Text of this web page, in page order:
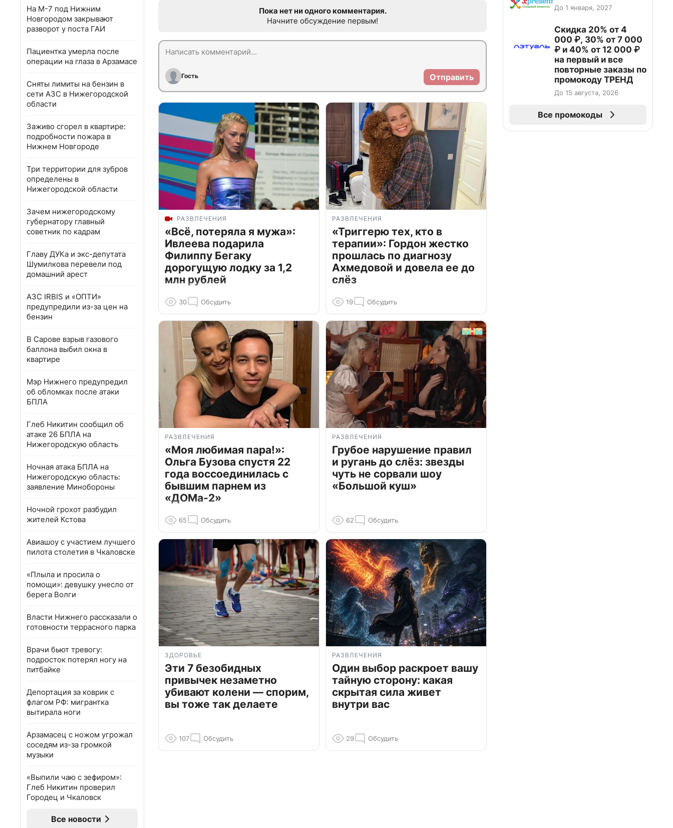
На М-7 под Нижним
Новгородом закрывают
разворот у поста ГАИ
Пациентка умерла после
операции на глаза в Арзамасе
Сняты лимиты на бензин в
сети АЗС в Нижегородской
области
Заживо сгорел в квартире:
подробности пожара в
Нижнем Новгороде
Три территории для зубров
определены в
Нижегородской области
Зачем нижегородскому
губернатору главный
советник по кадрам
Главу ДУКа и экс-депутата
Шумилкова перевели под
домашний арест
АЗС IRBIS и «ОПТИ»
предупредили из-за цен на
бензин
В Сарове взрыв газового
баллона выбил окна в
квартире
Мэр Нижнего предупредил
об обломках после атаки
БПЛА
Глеб Никитин сообщил об
атаке 26 БПЛА на
Нижегородскую область
Ночная атака БПЛА на
Нижегородскую область:
заявление Минобороны
Ночной грохот разбудил
жителей Кстова
Авиашоу с участием лучшего
пилота столетия в Чкаловске
«Плыла и просила о
помощи»: девушку унесло от
берега Волги
Власти Нижнего рассказали о
готовности террасного парка
Врачи бьют тревогу:
подросток потерял ногу на
питбайке
Депортация за коврик с
флагом РФ: мигрантка
вытирала ноги
Арзамасец с ножом угрожал
соседям из-за громкой
музыки
«Выпили чаю с зефиром»:
Глеб Никитин проверил
Городец и Чкаловск
Все новости
Пока нет ни одного комментария.
Начните обсуждение первым!
Гость Отправить
РАЗВЛЕЧЕНИЯ
«Всё, потеряла я мужа»:
Ивлеева подарила
Филиппу Бегаку
дорогущую лодку за 1,2
млн рублей
30 Обсудить
РАЗВЛЕЧЕНИЯ
«Триггерю тех, кто в
терапии»: Гордон жестко
прошлась по диагнозу
Ахмедовой и довела ее до
слёз
19 Обсудить
РАЗВЛЕЧЕНИЯ
«Моя любимая пара!»:
Ольга Бузова спустя 22
года воссоединилась с
бывшим парнем из
«ДОМа-2»
65 Обсудить
РАЗВЛЕЧЕНИЯ
Грубое нарушение правил
и ругань до слёз: звезды
чуть не сорвали шоу
«Большой куш»
62 Обсудить
ЗДОРОВЬЕ
Эти 7 безобидных
привычек незаметно
убивают колени — спорим,
вы тоже так делаете
107 Обсудить
РАЗВЛЕЧЕНИЯ
Один выбор раскроет вашу
тайную сторону: какая
скрытая сила живет
внутри вас
29 Обсудить
До 1 января, 2027
Скидка 20% от 4
000 ₽, 30% от 7 000
₽ и 40% от 12 000 ₽
на первый и все
повторные заказы по
промокоду ТРЕНД
До 15 августа, 2026
Все промокоды